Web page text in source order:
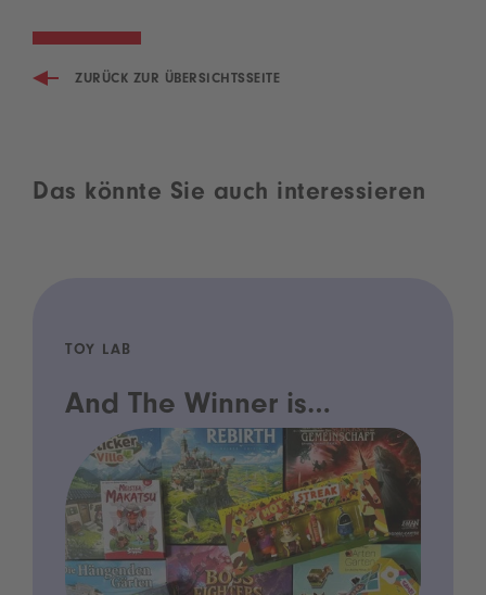
ZURÜCK ZUR ÜBERSICHTSSEITE
Das könnte Sie auch interessieren
TOY LAB
And The Winner is…